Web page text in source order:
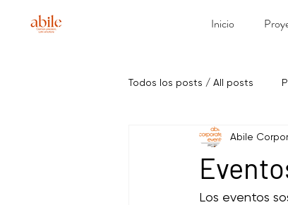
Inicio
Todos los posts / All posts
Abile
Los eventos